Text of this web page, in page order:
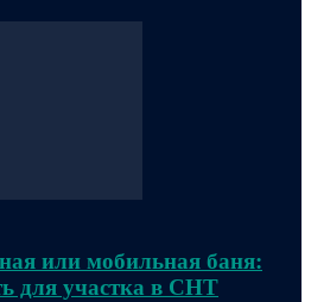
или мобильная баня:
для участка в СНТ